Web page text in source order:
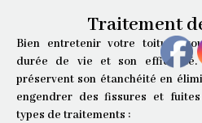
Traitement
Bien entretenir votre toiture
durée de vie et son efficacité.
préservent son étanchéité en
engendrer des fissures et
types de traitements :